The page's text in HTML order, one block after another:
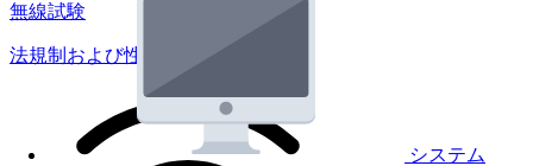
システム
無線試験
法規制および性能試験